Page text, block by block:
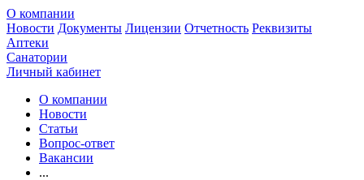
О компании
Новости Документы Лицензии Отчетность Реквизиты
Аптеки
Санатории
Личный кабинет
О компании
Новости
Статьи
Вопрос-ответ
Вакансии
...